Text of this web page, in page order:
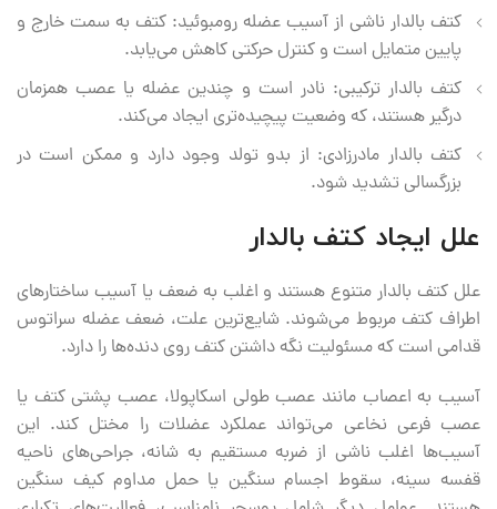
کتف بالدار ناشی از آسیب عضله رومبوئید: کتف به سمت خارج و
پایین متمایل است و کنترل حرکتی کاهش می‌یابد.
کتف بالدار ترکیبی: نادر است و چندین عضله یا عصب همزمان
درگیر هستند، که وضعیت پیچیده‌تری ایجاد می‌کند.
کتف بالدار مادرزادی: از بدو تولد وجود دارد و ممکن است در
بزرگسالی تشدید شود.
علل ایجاد کتف بالدار
علل کتف بالدار متنوع هستند و اغلب به ضعف یا آسیب ساختارهای
اطراف کتف مربوط می‌شوند. شایع‌ترین علت، ضعف عضله سراتوس
قدامی است که مسئولیت نگه داشتن کتف روی دنده‌ها را دارد.
آسیب به اعصاب مانند عصب طولی اسکاپولا، عصب پشتی کتف یا
عصب فرعی نخاعی می‌تواند عملکرد عضلات را مختل کند. این
آسیب‌ها اغلب ناشی از ضربه مستقیم به شانه، جراحی‌های ناحیه
قفسه سینه، سقوط اجسام سنگین یا حمل مداوم کیف سنگین